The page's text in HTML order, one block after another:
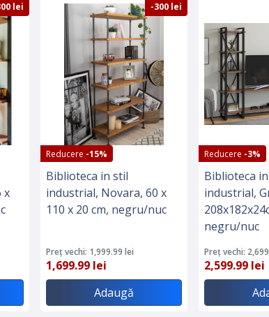
lei
x
Reducere -15%
-300 lei
Biblioteca in stil
industrial, Novara, 60 x
110 x 20 cm, negru/nuc
Preț vechi: 1,999.99 lei
1,699.99 lei
Adaugă
Reducere -3%
Biblioteca
industrial,
negru/nuc
Preț vechi:
2,599.99 lei